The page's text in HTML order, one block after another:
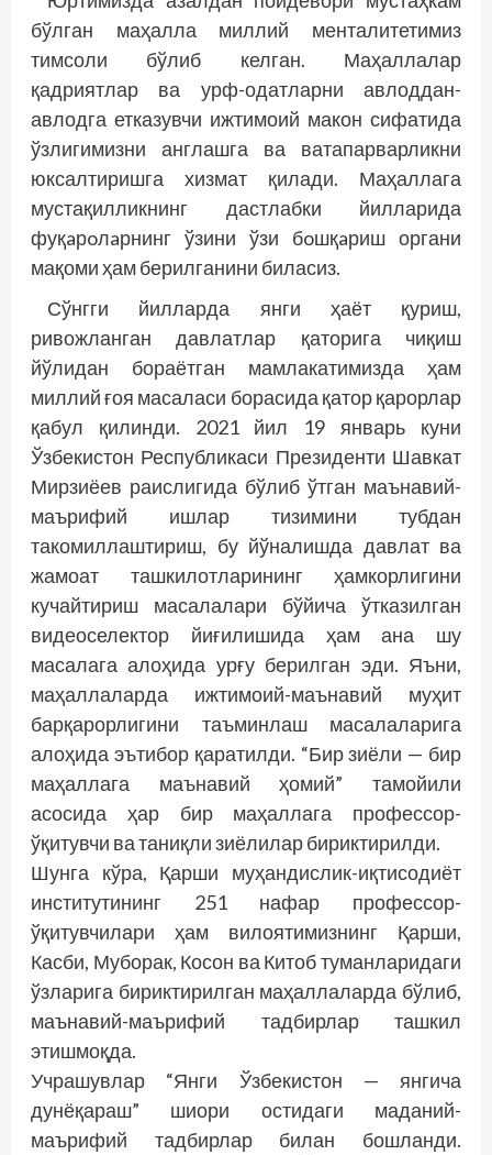
бўлган маҳалла миллий менталитетимиз
тимсоли бўлиб келган. Маҳаллалар
қадриятлар ва урф-одатларни авлоддан-
авлодга етказувчи ижтимоий макон сифатида
ўзлигимизни англашга ва ватапарварликни
юксалтиришга хизмат қилади. Маҳаллага
мустақилликнинг дастлабки йилларида
фуқaрoлaрнинг ўзини ўзи бoшқaриш органи
мақоми ҳам берилганини биласиз.
Сўнгги йилларда янги ҳаёт қуриш,
ривожланган давлатлар қаторига чиқиш
йўлидан бораётган мамлакатимизда ҳам
миллий ғоя масаласи борасида қатор қарорлар
қабул қилинди. 2021 йил 19 январь куни
Ўзбекистон Республикаси Президенти Шавкат
Мирзиёев раислигида бўлиб ўтган маънавий-
маърифий ишлар тизимини тубдан
такомиллаштириш, бу йўналишда давлат ва
жамоат ташкилотларининг ҳамкорлигини
кучайтириш масалалари бўйича ўтказилган
видеоселектор йиғилишида ҳам ана шу
масалага алоҳида урғу берилган эди. Яъни,
маҳаллаларда ижтимоий-маънавий муҳит
барқарорлигини таъминлаш масалаларига
алоҳида эътибор қаратилди. “Бир зиёли — бир
маҳаллага маънавий ҳомий” тамойили
асосида ҳар бир маҳаллага профессор-
ўқитувчи ва таниқли зиёлилар бириктирилди.
Шунга кўра, Қарши муҳандислик-иқтисодиёт
институтининг 251 нафар профессор-
ўқитувчилари ҳам вилоятимизнинг Қарши,
Касби, Муборак, Косон ва Китоб туманларидаги
ўзларига бириктирилган маҳаллаларда бўлиб,
маънавий-маърифий тадбирлар ташкил
этишмоқда.
Учрашувлар “Янги Ўзбекистон — янгича
дунёқараш” шиори остидаги маданий-
маърифий тадбирлар билан бошланди.